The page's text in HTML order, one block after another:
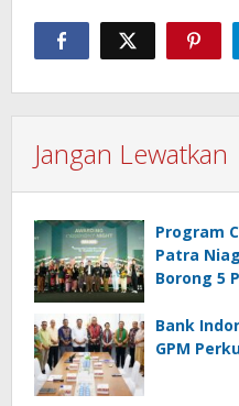
Jangan Lewatkan
Program
Patra
Borong 5
Bank
GPM